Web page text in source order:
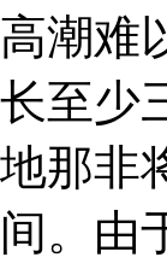
高潮难
长至少
地那非
间。由